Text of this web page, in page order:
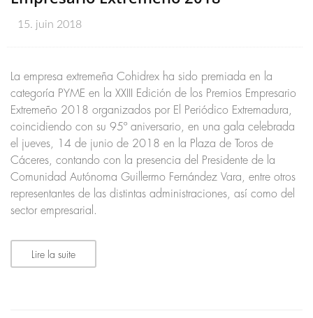
15. juin 2018
La empresa extremeña Cohidrex ha sido premiada en la
categoría PYME en la XXIII Edición de los Premios Empresario
Extremeño 2018 organizados por El Periódico Extremadura,
coincidiendo con su 95º aniversario, en una gala celebrada
el jueves, 14 de junio de 2018 en la Plaza de Toros de
Cáceres, contando con la presencia del Presidente de la
Comunidad Autónoma Guillermo Fernández Vara, entre otros
representantes de las distintas administraciones, así como del
sector empresarial.
Lire la suite